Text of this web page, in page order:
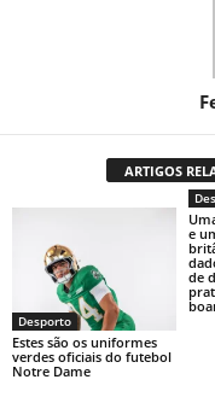
ARTIGOS
Desporto
Estes são os uniformes
verdes oficiais do futebol
Notre Dame
e
de